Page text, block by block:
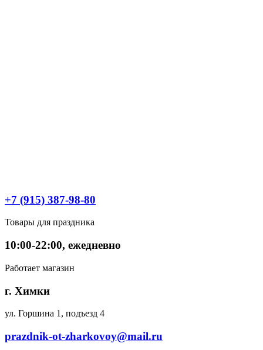
+7 (915) 387-98-80
Товары для праздника
10:00-22:00, ежедневно
Работает магазин
г. Химки
ул. Горшина 1, подъезд 4
prazdnik-ot-zharkovoy@mail.ru